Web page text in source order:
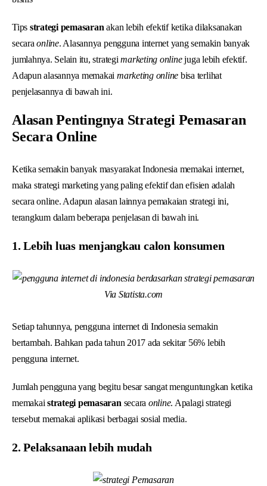
Tips strategi pemasaranakan lebih efektif ketika dilaksanakan
secaraonline. Alasannya pengguna internet yang semakin banyak
jumlahnya. Selain itu, strategimarketing onlinejuga lebih efektif.
Adapun alasannya memakai marketing online bisa terlihat
penjelasannya di bawah ini.
Alasan Pentingnya Strategi Pemasaran
Secara Online
Ketika semakin banyak masyarakat Indonesia memakai internet,
maka strategi marketing yang paling efektif dan efisien adalah
secara online. Adapun alasan lainnya pemakaian strategi ini,
terangkum dalam beberapa penjelasan di bawah ini.
1. Lebih luas menjangkau calon konsumen
Via Statista.com
Setiap tahunnya, pengguna internet di Indonesia semakin
bertambah. Bahkan pada tahun 2017 ada sekitar 56% lebih
pengguna internet.
Jumlah pengguna yang begitu besar sangat menguntungkan ketika
memakaistrategi pemasaran secara online. Apalagi strategi
tersebut memakai aplikasi berbagai sosial media.
2. Pelaksanaan lebih mudah